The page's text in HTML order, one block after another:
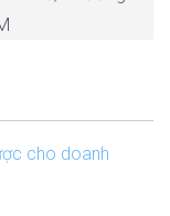
cho doanh